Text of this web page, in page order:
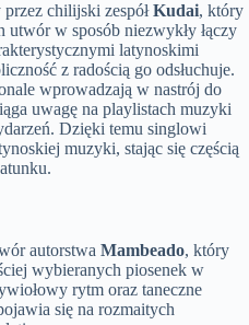
chilijski zespółKudai, który
utwór w sposób niezwykły łączy
latynoskimi
z radością go odsłuchuje.
wprowadzają w nastrój do
uwagę na playlistach muzyki
Dzięki temu singlowi
muzyki, stając się częścią
autorstwa Mambeado, który
wybieranych piosenek w
rytm oraz taneczne
się na rozmaitych